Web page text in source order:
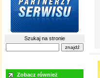
Szukaj na stronie
Zobacz również